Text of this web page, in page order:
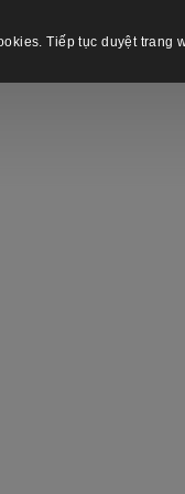
Tiếp tục duyệt trang